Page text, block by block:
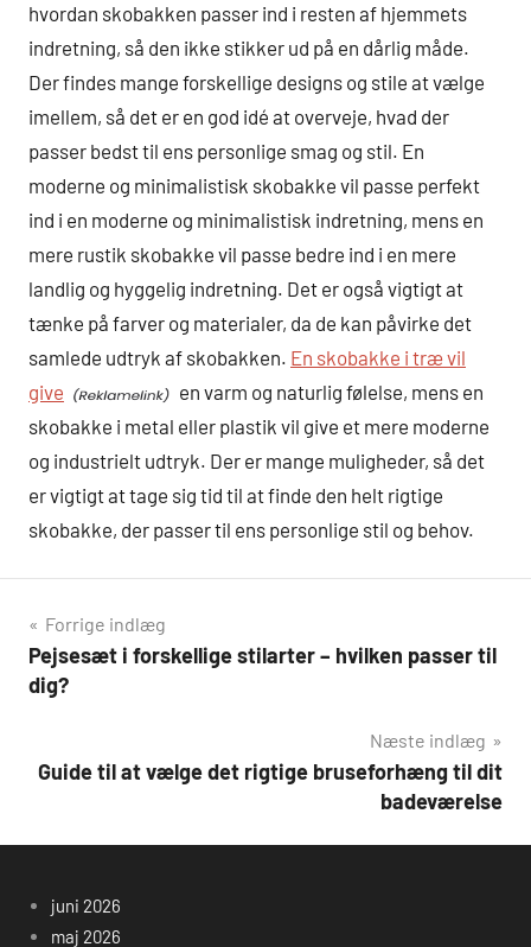
hvordan skobakken passer ind i resten af hjemmets
indretning, så den ikke stikker ud på en dårlig måde.
Der findes mange forskellige designs og stile at vælge
imellem, så det er en god idé at overveje, hvad der
passer bedst til ens personlige smag og stil. En
moderne og minimalistisk skobakke vil passe perfekt
ind i en moderne og minimalistisk indretning, mens en
mere rustik skobakke vil passe bedre ind i en mere
landlig og hyggelig indretning. Det er også vigtigt at
tænke på farver og materialer, da de kan påvirke det
samlede udtryk af skobakken. En skobakke i træ vil
give
en varm og naturlig følelse, mens en
skobakke i metal eller plastik vil give et mere moderne
og industrielt udtryk. Der er mange muligheder, så det
er vigtigt at tage sig tid til at finde den helt rigtige
skobakke, der passer til ens personlige stil og behov.
Indlægsnavigation
Forrige indlæg
Pejsesæt i forskellige stilarter – hvilken passer til
dig?
Næste indlæg
Guide til at vælge det rigtige bruseforhæng til dit
badeværelse
juni 2026
maj 2026